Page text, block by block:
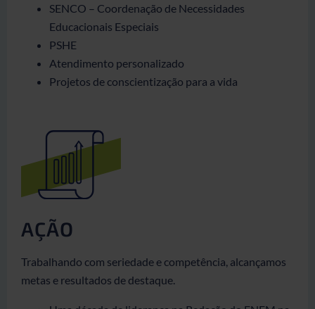
SENCO – Coordenação de Necessidades
Educacionais Especiais
PSHE
Atendimento personalizado
Projetos de conscientização para a vida
AÇÃO
Trabalhando com seriedade e competência, alcançamos
metas e resultados de destaque.